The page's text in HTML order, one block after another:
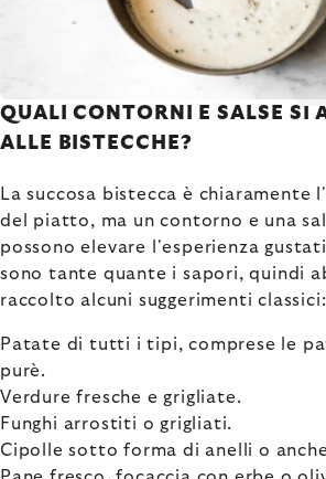
QUALI CONTORNI E SALSE SI
ALLE BISTECCHE?
La succosa bistecca è chiaramente
del piatto, ma un contorno e una
possono elevare l'esperienza
sono tante quante i sapori, quindi
raccolto alcuni suggerimenti classici:
Patate di tutti i tipi, comprese le
purè.
Verdure fresche e grigliate.
Funghi arrostiti o grigliati.
Cipolle sotto forma di anelli o